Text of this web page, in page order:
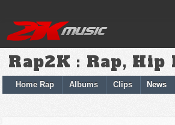
Rap2K : Rap, Hip
Home Rap Albums Clips News